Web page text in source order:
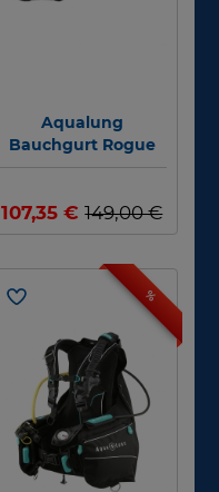
Aqualung
Bauchgurt Rogue
weiß pink #
107,35 €149,00 €
%